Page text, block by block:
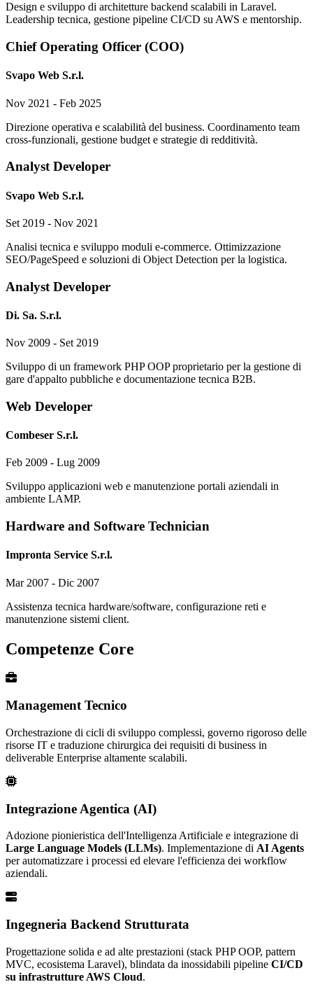
Design e sviluppo di architetture backend scalabili in Laravel.
Leadership tecnica, gestione pipeline CI/CD su AWS e mentorship.
Chief Operating Officer (COO)
Svapo Web S.r.l.
Nov 2021 - Feb 2025
Direzione operativa e scalabilità del business. Coordinamento team
cross-funzionali, gestione budget e strategie di redditività.
Analyst Developer
Svapo Web S.r.l.
Set 2019 - Nov 2021
Analisi tecnica e sviluppo moduli e-commerce. Ottimizzazione
SEO/PageSpeed e soluzioni di Object Detection per la logistica.
Analyst Developer
Di. Sa. S.r.l.
Nov 2009 - Set 2019
Sviluppo di un framework PHP OOP proprietario per la gestione di
gare d'appalto pubbliche e documentazione tecnica B2B.
Web Developer
Combeser S.r.l.
Feb 2009 - Lug 2009
Sviluppo applicazioni web e manutenzione portali aziendali in
ambiente LAMP.
Hardware and Software Technician
Impronta Service S.r.l.
Mar 2007 - Dic 2007
Assistenza tecnica hardware/software, configurazione reti e
manutenzione sistemi client.
Competenze Core
Management Tecnico
Orchestrazione di cicli di sviluppo complessi, governo rigoroso delle
risorse IT e traduzione chirurgica dei requisiti di business in
deliverable Enterprise altamente scalabili.
Integrazione Agentica (AI)
Adozione pionieristica dell'Intelligenza Artificiale e integrazione di
Large Language Models (LLMs). Implementazione di AI Agents
per automatizzare i processi ed elevare l'efficienza dei workflow
aziendali.
Ingegneria Backend Strutturata
Progettazione solida e ad alte prestazioni (stack PHP OOP, pattern
MVC, ecosistema Laravel), blindata da inossidabili pipeline CI/CD
su infrastrutture AWS Cloud.